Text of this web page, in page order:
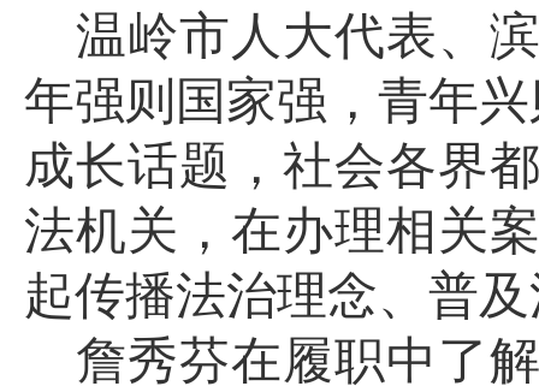
温岭市人大代表、
年强则国家强，青年
成长话题，社会各界
法机关，在办理相关
起传播法治理念、普
詹秀芬在履职中了